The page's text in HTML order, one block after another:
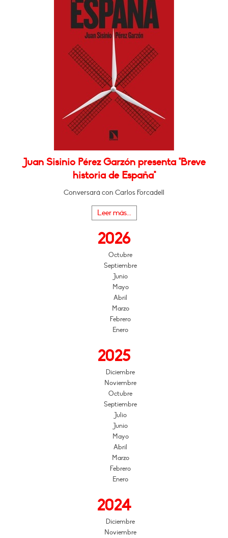
Juan Sisinio Pérez Garzón presenta "Breve
historia de España"
Conversará con Carlos Forcadell
Leer más...
2026
Octubre
Septiembre
Junio
Mayo
Abril
Marzo
Febrero
Enero
2025
Diciembre
Noviembre
Octubre
Septiembre
Julio
Junio
Mayo
Abril
Marzo
Febrero
Enero
2024
Diciembre
Noviembre